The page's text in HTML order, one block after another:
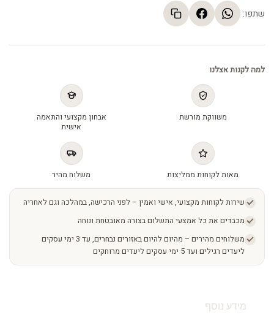
שתפו:
למה לקנות אצלנו
משווקת מורשת
אבחון מקצועי והתאמה
אישית
מאות לקוחות ממליצות משלוח מהיר
שירות לקוחות מקצועי, אישי ואמין – לפני הרכישה, במהלכה וגם לאחריה
מכבדים את כל אמצעי התשלום בצורה מאובטחת ונוחה
משלוחים מהירים – מהיום להיום באזורים נבחרים, עד 3 ימי עסקים
ליעדים רגילים ועד 5 ימי עסקים ליעדים מרוחקים
מידע נוסף